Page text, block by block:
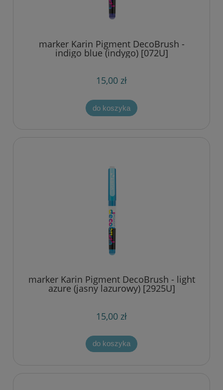
marker Karin Pigment DecoBrush -
indigo blue (indygo) [072U]
15,00 zł
do koszyka
marker Karin Pigment DecoBrush - light
azure (jasny lazurowy) [2925U]
15,00 zł
do koszyka